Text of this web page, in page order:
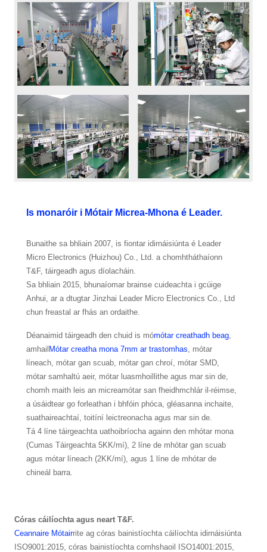
Is monaróir i Mótair Micrea-Mhona é Leader.
Bunaithe sa bhliain 2007, is fiontar idirnáisiúnta é Leader
Micro Electronics (Huizhou) Co., Ltd. a chomhtháthaíonn
T&F, táirgeadh agus díolacháin.
Sa bhliain 2015, bhunaíomar brainse cuideachta i gcúige
Anhui, ar a dtugtar Jinzhai Leader Micro Electronics Co., Ltd
chun freastal ar fhás an ordaithe.
Déanaimid táirgeadh den chuid is mómótar creathadh beag
amhailMótar creatha mona 7mm ar trastomhas , mótar
líneach, mótar gan scuab, mótar gan chroí, mótar SMD,
mótar samhaltú aeir, mótar luasmhoillithe agus mar sin de,
chomh maith leis an micreamótar san fheidhmchlár il-réimse,
a úsáidtear go forleathan i bhfóin phóca, gléasanna inchaite,
suathaireachtaí, toitíní leictreonacha agus mar sin de.
Tá 4 líne táirgeachta uathoibríocha againn den mhótar mona
(Cumas Táirgeachta 5KK/mí), 2 líne de mhótar gan scuab
agus mótar líneach (2KK/mí), agus 1 líne de mhótar de
chineál barra.
Córas cáilíochta agus neart T&F.
Ceannaire Mótairrite ag córas bainistíochta cáilíochta idirnáisiúnta
ISO9001:2015, córas bainistíochta comhshaoil ​​ISO14001:2015,